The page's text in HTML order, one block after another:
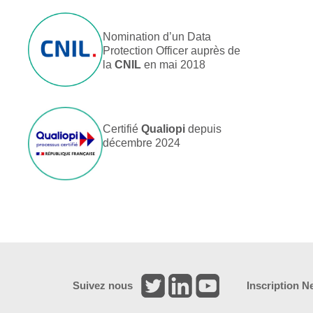
Nomination d’un Data
Protection Officer auprès de
la CNILen mai 2018
Certifié Qualiopi depuis
décembre 2024
Suivez nous Inscription